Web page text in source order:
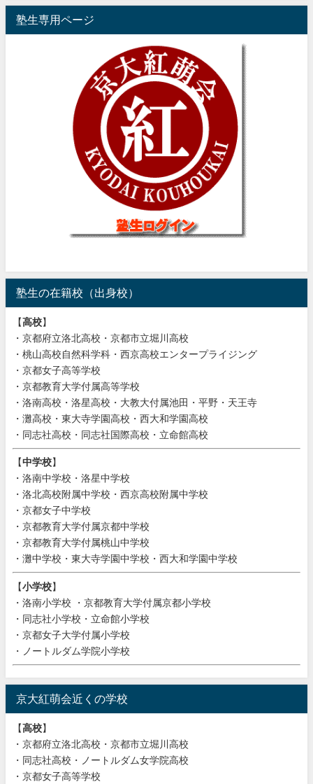
塾生専用ページ
塾生の在籍校（出身校）
【高校】
・京都府立洛北高校・京都市立堀川高校
・桃山高校自然科学科・西京高校エンタープライジング
・京都女子高等学校
・京都教育大学付属高等学校
・洛南高校・洛星高校・大教大付属池田・平野・天王寺
・灘高校・東大寺学園高校・西大和学園高校
・同志社高校・同志社国際高校・立命館高校
【中学校】
・洛南中学校・洛星中学校
・洛北高校附属中学校・西京高校附属中学校
・京都女子中学校
・京都教育大学付属京都中学校
・京都教育大学付属桃山中学校
・灘中学校・東大寺学園中学校・西大和学園中学校
【小学校】
・洛南小学校 ・京都教育大学付属京都小学校
・同志社小学校・立命館小学校
・京都女子大学付属小学校
・ノートルダム学院小学校
京大紅萌会近くの学校
【高校】
・京都府立洛北高校・京都市立堀川高校
・同志社高校・ノートルダム女学院高校
・京都女子高等学校